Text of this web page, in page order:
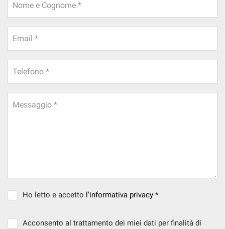
Nome e Cognome *
Email *
Telefono *
Messaggio *
Ho letto e accetto l'informativa privacy *
Acconsento al trattamento dei miei dati per finalità di